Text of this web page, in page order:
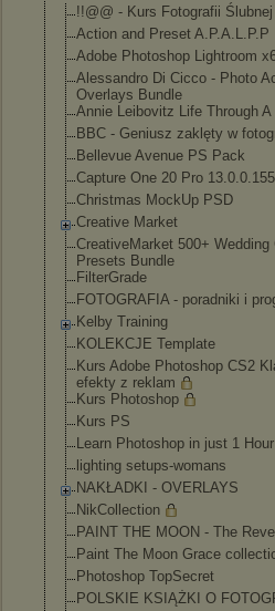
!!@@ - Kurs Fotografii
Action and Preset A.P.A.L.P.P
Adobe Photoshop Lightroom
Alessandro Di Cicco - Photo
Overlays Bundle
Annie Leibovitz Life Through A
BBC - Geniusz zaklęty w
Bellevue Avenue PS Pack
Capture One 20 Pro 13.0.0.155
Christmas MockUp PSD
Creative Market
CreativeMarket 500+ Wedding
Presets Bundle
FilterGrade
FOTOGRAFIA - poradniki i
Kelby Training
KOLEKCJE Template
Kurs Adobe Photoshop CS2
efekty z reklam
Kurs Photoshop
Kurs PS
Learn Photoshop in just 1 Hour
lighting setups-womans
NAKŁADKI - OVERLAYS
NikCollection
PAINT THE MOON - The
Paint The Moon Grace
Photoshop TopSecret
POLSKIE KSIĄŻKI O